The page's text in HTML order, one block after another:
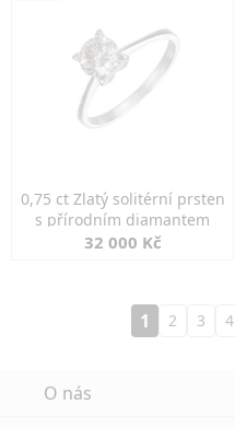
0,75 ct Zlatý solitérní prsten
s přírodním diamantem
32 000 Kč
1 2 3 4
O nás